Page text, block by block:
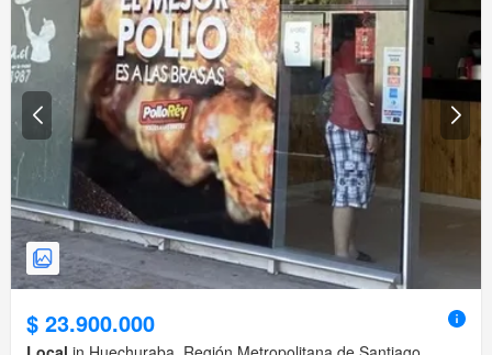
$ 23.900.000